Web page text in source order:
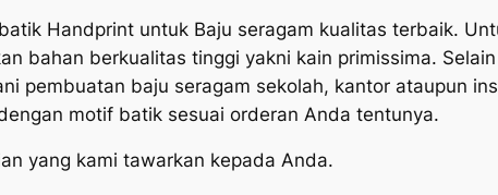
Handprint untuk Baju seragam kualitas terbaik.
bahan berkualitas tinggi yakni kain primissima.
pembuatan baju seragam sekolah, kantor ataupun
motif batik sesuai orderan Anda tentunya.
yang kami tawarkan kepada Anda.